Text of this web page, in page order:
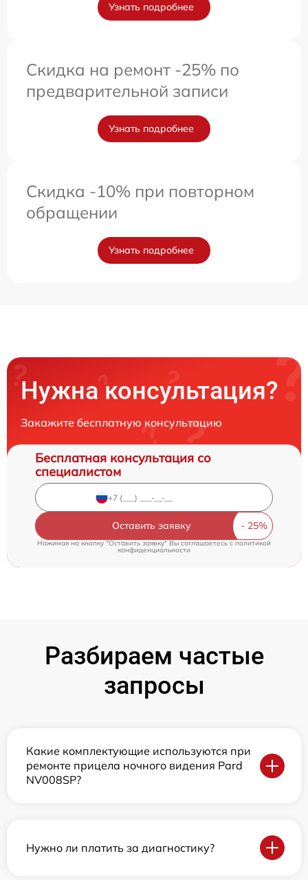
Узнать подробнее
Скидка на ремонт -25% по
предварительной записи
Узнать подробнее
Скидка -10% при повторном
обращении
Узнать подробнее
Нужна консультация?
Закажите бесплатную консультацию
Бесплатная консультация со
специалистом
Оставить заявку
Нажимая на кнопку "Оставить заявку" Вы соглашаетесь c политикой
конфиденциальности
Разбираем частые
запросы
Какие комплектующие используются при
ремонте прицела ночного видения Pard
NV008SP?
Нужно ли платить за диагностику?